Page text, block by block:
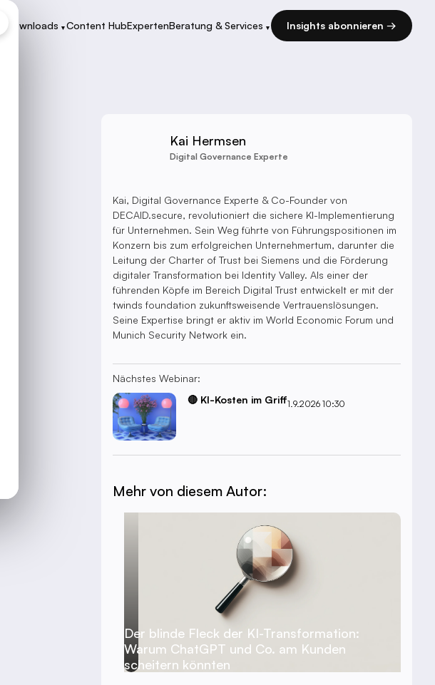
Downloads ▾Content HubExpertenBeratung & Services ▾ Insights abonnieren →
Kai Hermsen
Digital Governance Experte
Kai, Digital Governance Experte & Co-Founder von
DECAID.secure, revolutioniert die sichere KI-Implementierung
für Unternehmen. Sein Weg führte von Führungspositionen im
Konzern bis zum erfolgreichen Unternehmertum, darunter die
Leitung der Charter of Trust bei Siemens und die Förderung
digitaler Transformation bei Identity Valley. Als einer der
führenden Köpfe im Bereich Digital Trust entwickelt er mit der
twinds foundation zukunftsweisende Vertrauenslösungen.
Seine Expertise bringt er aktiv im World Economic Forum und
Munich Security Network ein.
Nächstes Webinar:
🔴 KI-Kosten im Griff1.9.2026 10:30
Mehr von diesem Autor:
Der blinde Fleck der KI-Transformation:
Warum ChatGPT und Co. am Kunden
scheitern könnten